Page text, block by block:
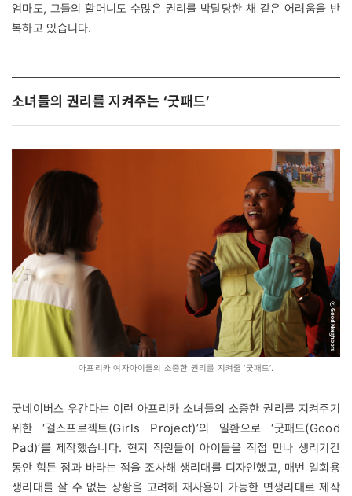
엄마도, 그들의 할머니도 수많은 권리를 박탈당한 채 같은 어려움을 반
복하고 있습니다.
소녀들의 권리를 지켜주는 ‘굿패드’
아프리카 여자아이들의 소중한 권리를 지켜줄 ‘굿패드’.
굿네이버스 우간다는 이런 아프리카 소녀들의 소중한 권리를 지켜주기
위한 ‘걸스프로젝트(Girls Project)’의 일환으로 ‘굿패드(Good
Pad)’를 제작했습니다. 현지 직원들이 아이들을 직접 만나 생리기간
동안 힘든 점과 바라는 점을 조사해 생리대를 디자인했고, 매번 일회용
생리대를 살 수 없는 상황을 고려해 재사용이 가능한 면생리대로 제작